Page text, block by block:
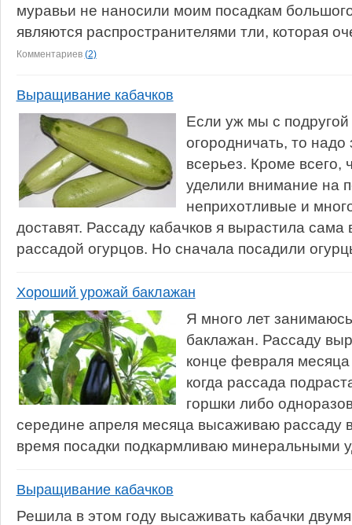
муравьи не наносили моим посадкам
являются распространителями тли, которая
Комментариев (2)
Выращивание кабачков
Если уж мы с
огородничать, то
всерьез. Кроме всего,
уделили внимание на
неприхотливые и
доставят. Рассаду кабачков я вырастила сама
рассадой огурцов. Но сначала посадили
Хороший урожай баклажан
Я много лет
баклажан. Рассаду
конце февраля
когда рассада
горшки либо
середине апреля месяца высаживаю рассаду
время посадки подкармливаю минеральными
Выращивание кабачков
Решила в этом году высаживать кабачки